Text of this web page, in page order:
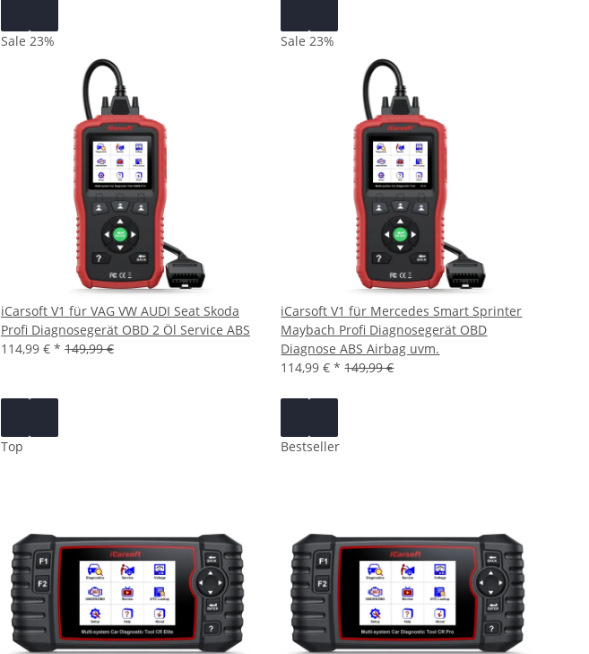
Sale 23%
iCarsoft V1 für VAG VW AUDI Seat Skoda
Profi Diagnosegerät OBD 2 Öl Service ABS
114,99 € * 149,99 €
Sale 23%
iCarsoft V1 für Mercedes Smart Sprinter
Maybach Profi Diagnosegerät OBD
Diagnose ABS Airbag uvm.
114,99 €* 149,99 €
Top Bestseller